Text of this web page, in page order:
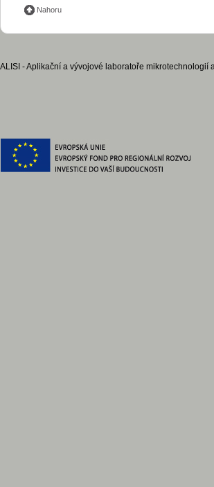
Nahoru
ALISI - Aplikační a vývojové laboratoře